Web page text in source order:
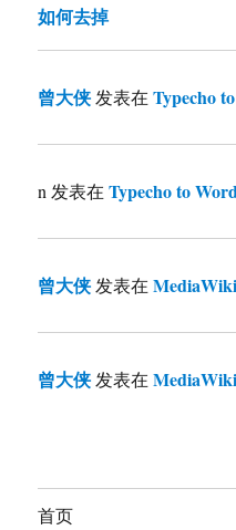
如何去掉
曾大侠发表在Typecho
n 发表在Typecho to
曾大侠发表在
曾大侠发表在
首页